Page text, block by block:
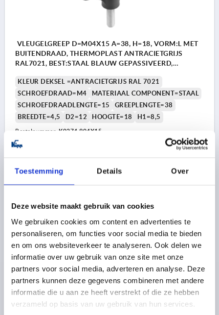
Toestemming Details Over
Deze website maakt gebruik van cookies
We gebruiken cookies om content en advertenties te
personaliseren, om functies voor social media te bieden
en om ons websiteverkeer te analyseren. Ook delen we
informatie over uw gebruik van onze site met onze
partners voor social media, adverteren en analyse. Deze
partners kunnen deze gegevens combineren met andere
informatie die u aan ze heeft verstrekt of die ze hebben
verzameld op basis van uw gebruik van hun services.
VLEUGELGREEP D=M04X15 A=38, H=18, VORM:L MET
BUITENDRAAD, THERMOPLAST ANTRACIETGRIJS
RAL7021, BEST:STAAL BLAUW GEPASSIVEERD,
KLEUR DEKSEL =ANTRACIETGRIJS RAL 7021
SCHROEFDRAAD=M4
MATERIAAL COMPONENT=STAAL
SCHROEFDRAADLENGTE=15
GREEPLENGTE=38
BREEDTE=4,5
D2=12 HOOGTE=18 H1=8,5
Bestelnummer: K0274.904X15
plus verzendkosten
VLEUGELGREEP D=M04X15 A=38, H=18, VORM:L MET
BUITENDRAAD, THERMOPLAST ANTRACIETGRIJS
RAL7021, BEST:STAAL BLAUW GEPASSIVEERD,
DEKSEL:GRIJS RAL7035